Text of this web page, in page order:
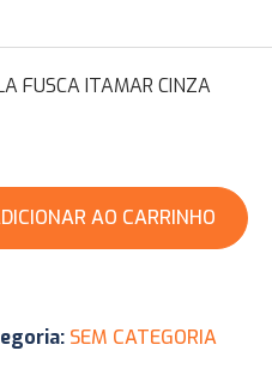
FUSCA ITAMAR CINZA
AO CARRINHO
SEM CATEGORIA